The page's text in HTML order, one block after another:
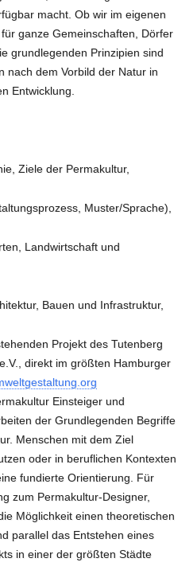
macht. Ob wir im eigenen
ganze Gemeinschaften, Dörfer
grundlegenden Prinzipien sind
nach dem Vorbild der Natur in
Entwicklung.
Ziele der Permakultur,
Muster/Sprache),
Landwirtschaft und
Bauen und Infrastruktur,
Projekt des Tutenberg
direkt im größten Hamburger
Einsteiger und
der Grundlegenden Begriffe
Menschen mit dem Ziel
oder in beruflichen Kontexten
fundierte Orientierung. Für
zum Permakultur-Designer,
Möglichkeit einen theoretischen
parallel das Entstehen eines
in einer der größten Städte